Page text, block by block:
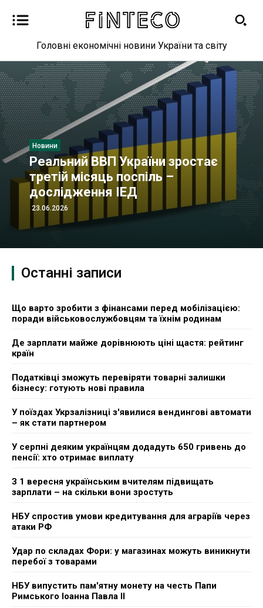
Бізнес
Робота і освіта
Публікації
ФОП
Курс валют
Ми в соц. мережах
Головні економічні новини України та світу
Новини
НБУ зобов'язав Укрпошту
звільнити Смілянського
23.06.2026
Останні записи
Що варто зробити з фінансами перед мобілізацією:
поради військовослужбовцям та їхнім родинам
Де зарплати майже дорівнюють ціні щастя: рейтинг
країн
Податківці зможуть перевіряти товарні залишки
бізнесу: готують нові правила
У поїздах Укрзалізниці з'явилися вендингові автомати
– як стати партнером
У серпні деяким українцям додадуть 650 гривень до
пенсії: хто отримає виплату
З 1 вересня українським вчителям підвищать
зарплати – на скільки вони зростуть
НБУ спростив умови кредитування для аграріїв через
атаки РФ
Удар по складах Фори: у магазинах можуть виникнути
перебої з товарами
НБУ випустить пам'ятну монету на честь Папи
Римського Іоанна Павла II